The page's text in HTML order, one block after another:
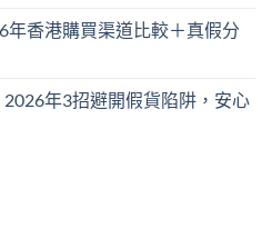
年香港購買渠道比較＋真假分
年3招避開假貨陷阱，安心